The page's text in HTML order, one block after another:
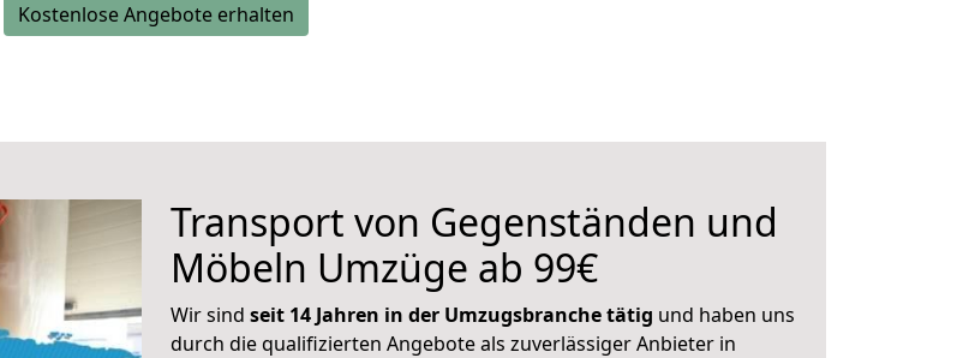
Kostenlose Angebote erhalten
Transport von Gegenständen und
Möbeln Umzüge ab 99€
Wir sind seit 14 Jahren in der Umzugsbranche tätig und haben uns
durch die qualifizierten Angebote als zuverlässiger Anbieter in